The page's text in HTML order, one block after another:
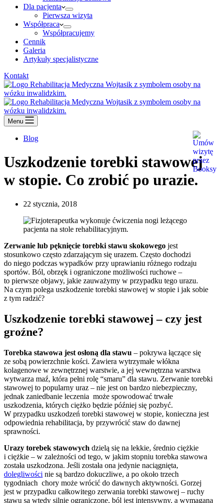
Dla pacjenta
Pierwsza wizyta
Współpraca
Współpracujemy
Cennik
Galeria
Artykuły specjalistyczne
Kontakt
Menu
Blog
Uszkodzenie torebki stawowej
w stopie. Co zrobić po urazie.
22 stycznia, 2018
Zerwanie lub pęknięcie torebki stawu skokowego jest
stosunkowo często zdarzającym się urazem. Często dochodzi
do niego podczas wypadków przy uprawianiu różnego rodzaju
sportów. Ból, obrzęk i ograniczone możliwości ruchowe –
to pierwsze objawy, jakie zauważymy w przypadku tego urazu.
Na czym polega uszkodzenie torebki stawowej w stopie i jak sobie
z tym radzić?
Uszkodzenie torebki stawowej – czy jest
groźne?
Torebka stawowa jest osłoną dla stawu – pokrywa łączące się
ze sobą powierzchnie kości. Zawiera wytrzymałe włókna
kolagenowe w zewnętrznej warstwie, a jej wewnętrzna warstwa
wytwarza maź, która pełni rolę “smaru” dla stawu. Zerwanie torebki
stawowej to popularny uraz – nie jest on bardzo niebezpieczny,
jednak zaniedbanie leczenia może spowodować trwałe
uszkodzenia, których ciężko będzie później się pozbyć.
W przypadku uszkodzeń torebki stawowej w stopie, konieczna jest
odpowiednia rehabilitacja, by przywrócić staw do dawnej
sprawności.
Urazy torebek stawowych dzielą się na lekkie, średnio ciężkie
i ciężkie – w zależności od tego, w jakim stopniu torebka stawowa
została uszkodzona. Jeśli została ona jedynie naciągnięta,
dolegliwości nie są bardzo dokuczliwe, a po około trzech
tygodniach chory może wrócić do dawnych aktywności. Gorzej
jest w przypadku całkowitego zerwania torebki stawowej – ruchy
stawu są wtedy silnie ograniczone, ból jest intensywny, a wymagana